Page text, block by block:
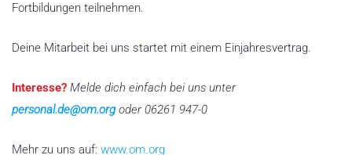
Fortbildungen teilnehmen.
Deine Mitarbeit bei uns startet mit einem Einjahresvertrag.
Interesse? Melde dich einfach bei uns unter
personal.de@om.orgoder 06261 947-0
Mehr zu uns auf: www.om.org